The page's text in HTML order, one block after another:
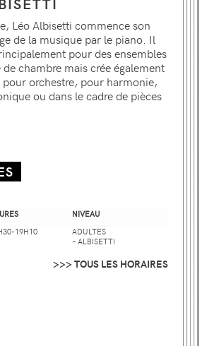
Léo Albisetti commence son
de la musique par le piano. Il
pour des ensembles
chambre mais crée également
orchestre, pour harmonie,
ou dans le cadre de pièces
NIVEAU
19H10
ADULTES
– ALBISETTI
>>> TOUS LES HORAIRES